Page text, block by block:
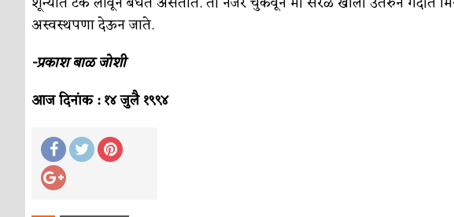
अस्वस्थपणा देऊन जाते.
-प्रकाश बाळ जोशी
आज दिनांक : १४ जुलै १९९४